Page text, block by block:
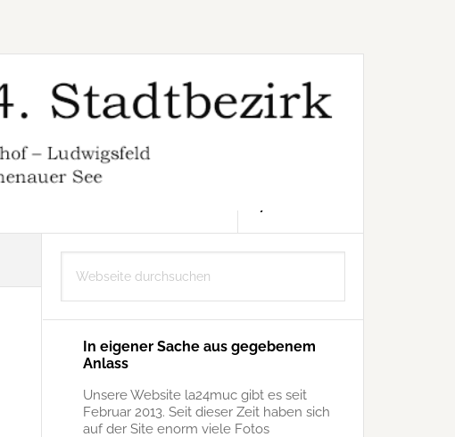
Seitenspalte
durchsuchen
In eigener Sache aus gegebenem
Anlass
Unsere Website la24muc gibt es seit
Februar 2013. Seit dieser Zeit haben sich
auf der Site enorm viele Fotos